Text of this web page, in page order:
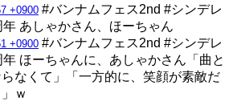
+0900 #バンナムフェス2nd #シンデレ
あしゃかさん、ほーちゃん
+0900 #バンナムフェス2nd #シンデレ
ほーちゃんに、あしゃかさん「曲と
なくて」「一方的に、笑顔が素敵だ
ｗ